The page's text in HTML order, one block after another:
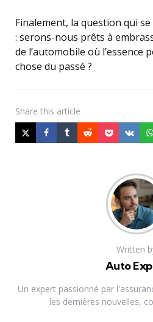
Finalement, la question qui
: serons-nous prêts à
de l’automobile où l’essence
chose du passé ?
Share this article
Written
Auto
Un expert passionné par
les dernières nouvelles,